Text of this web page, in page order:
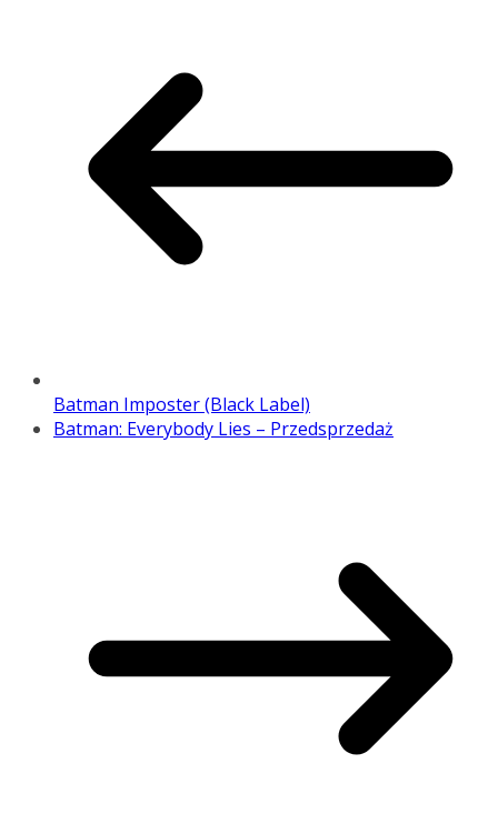
Batman Imposter (Black Label)
Batman: Everybody Lies – Przedsprzedaż